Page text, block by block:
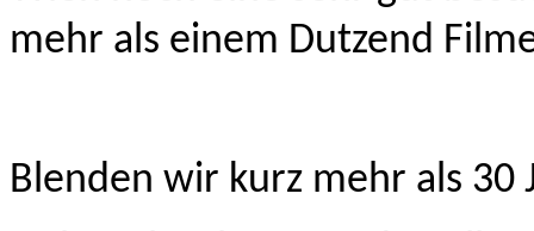
mehr als einem Dutzend
Blenden wir kurz mehr als 30